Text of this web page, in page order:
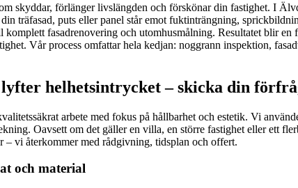
skyddar, förlänger livslängden och förskönar din fastighet. I
träfasad, puts eller panel står emot fuktinträngning,
fasadrenovering och utomhusmålning. Resultatet blir en
Vår process omfattar hela kedjan: noggrann inspektion,
helhetsintrycket – skicka din
arbete med fokus på hållbarhet och estetik. Vi
Oavsett om det gäller en villa, en större fastighet eller ett
vi återkommer med rådgivning, tidsplan och offert.
och material